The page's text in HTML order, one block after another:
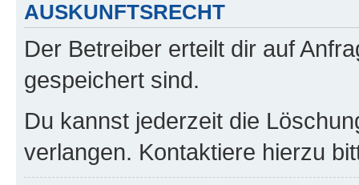
AUSKUNFTSRECHT
Der Betreiber erteilt dir auf
gespeichert sind.
Du kannst jederzeit die
verlangen. Kontaktiere hierzu